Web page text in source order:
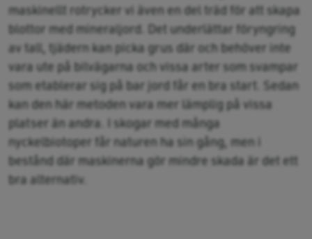
maskinellt rotrycker vi även en del träd för att skapa
blottor med mineraljord. Det underlättar föryngring
av tall, tjädern kan picka grus där och behöver inte
vara ute på bilvägarna och vissa arter som svampar
som etablerar sig på bar jord får en bra start. Sedan
kan den här metoden vara mer lämplig på vissa
platser än andra. I skogar med många
nyckelbiotoper får naturen ha sin gång, men i
bestånd där maskinerna gör mindre skada är det ett
bra alternativ.